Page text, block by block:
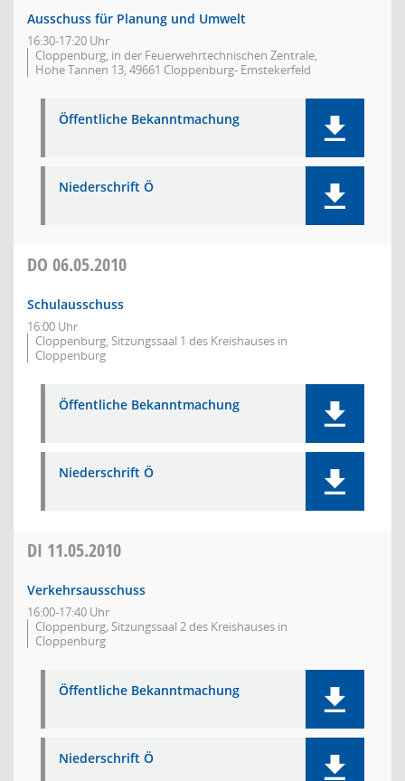
Ausschuss für Planung und Umwelt
16:30-17:20 Uhr
Cloppenburg, in der Feuerwehrtechnischen Zentrale,
Hohe Tannen 13, 49661 Cloppenburg- Emstekerfeld
Öffentliche Bekanntmachung
Niederschrift Ö
DO 06.05.2010
Schulausschuss
16:00 Uhr
Cloppenburg, Sitzungssaal 1 des Kreishauses in
Cloppenburg
Öffentliche Bekanntmachung
Niederschrift Ö
DI 11.05.2010
Verkehrsausschuss
16:00-17:40 Uhr
Cloppenburg, Sitzungssaal 2 des Kreishauses in
Cloppenburg
Öffentliche Bekanntmachung
Niederschrift Ö